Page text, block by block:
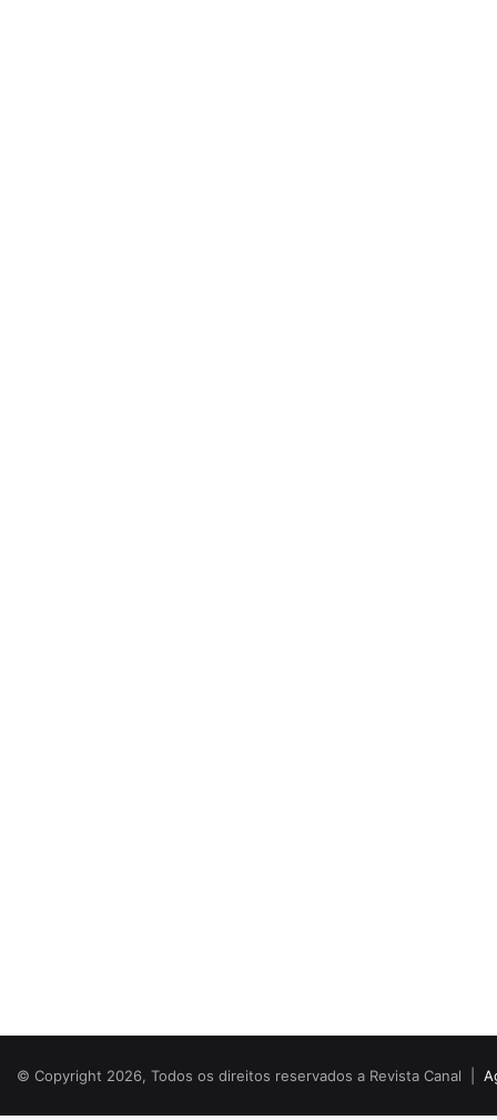
© Copyright 2026, Todos os direitos reservados a Revista Canal |